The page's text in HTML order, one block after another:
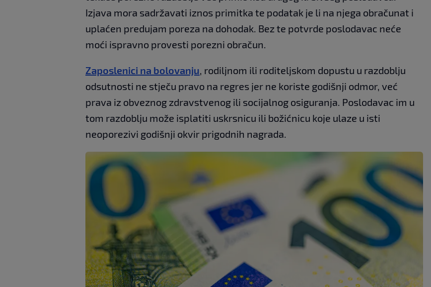
Izjava mora sadržavati iznos primitka te podatak je li na njega obračunat i
uplaćen predujam poreza na dohodak. Bez te potvrde poslodavac neće
moći ispravno provesti porezni obračun.
Zaposlenici na bolovanju, rodiljnom ili roditeljskom dopustu u razdoblju
odsutnosti ne stječu pravo na regres jer ne koriste godišnji odmor, već
prava iz obveznog zdravstvenog ili socijalnog osiguranja. Poslodavac im u
tom razdoblju može isplatiti uskrsnicu ili božićnicu koje ulaze u isti
neoporezivi godišnji okvir prigodnih nagrada.